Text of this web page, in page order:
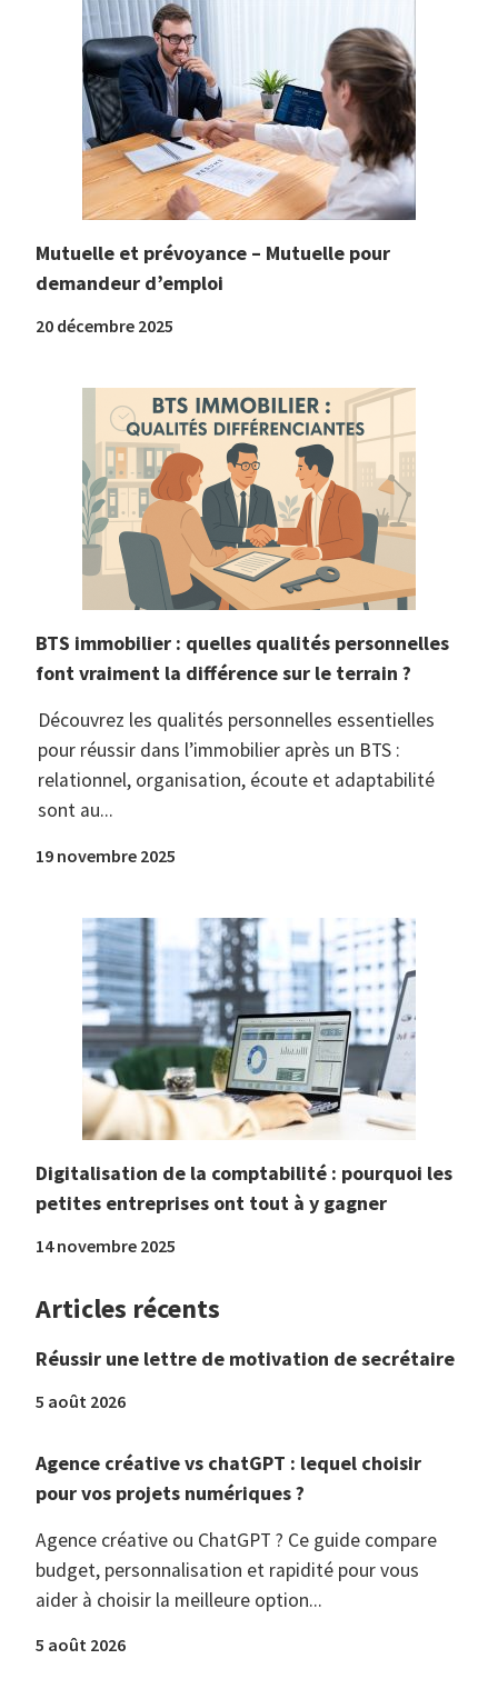
Mutuelle et prévoyance – Mutuelle pour
demandeur d’emploi
20 décembre 2025
BTS immobilier : quelles qualités personnelles
font vraiment la différence sur le terrain ?
Découvrez les qualités personnelles essentielles
pour réussir dans l’immobilier après un BTS :
relationnel, organisation, écoute et adaptabilité
sont au...
19 novembre 2025
Digitalisation de la comptabilité : pourquoi les
petites entreprises ont tout à y gagner
14 novembre 2025
Articles récents
Réussir une lettre de motivation de secrétaire
5 août 2026
Agence créative vs chatGPT : lequel choisir
pour vos projets numériques ?
Agence créative ou ChatGPT ? Ce guide compare
budget, personnalisation et rapidité pour vous
aider à choisir la meilleure option...
5 août 2026